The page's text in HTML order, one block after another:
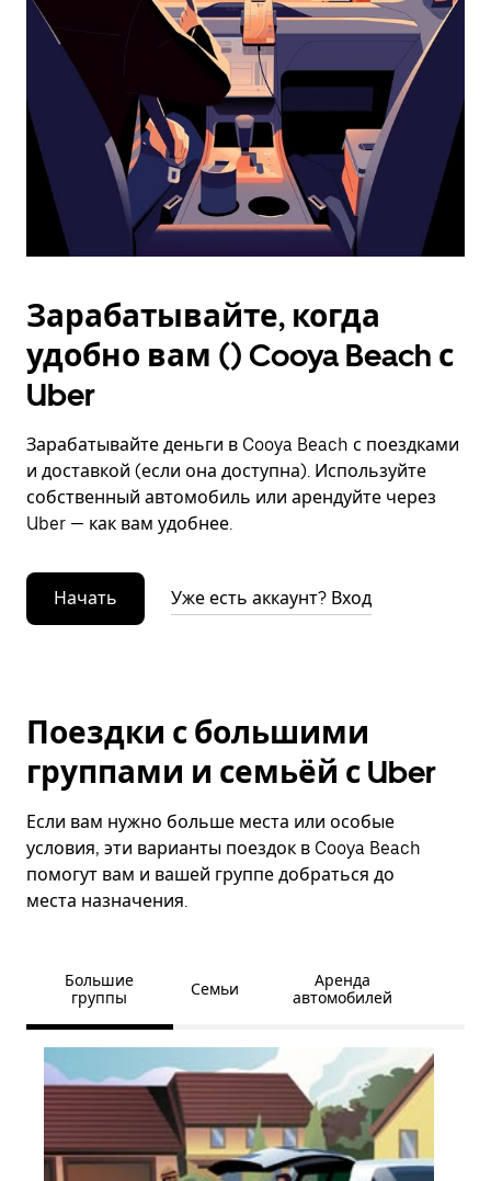
Зарабатывайте, когда
удобно вам () Cooya Beach с
Uber
Зарабатывайте деньги в Cooya Beach с поездками
и доставкой (если она доступна). Используйте
собственный автомобиль или арендуйте через
Uber — как вам удобнее.
Начать Уже есть аккаунт? Вход
Поездки с большими
группами и семьёй с Uber
Если вам нужно больше места или особые
условия, эти варианты поездок в Cooya Beach
помогут вам и вашей группе добраться до
места назначения.
Большие
группы
Семьи
Аренда
автомобилей